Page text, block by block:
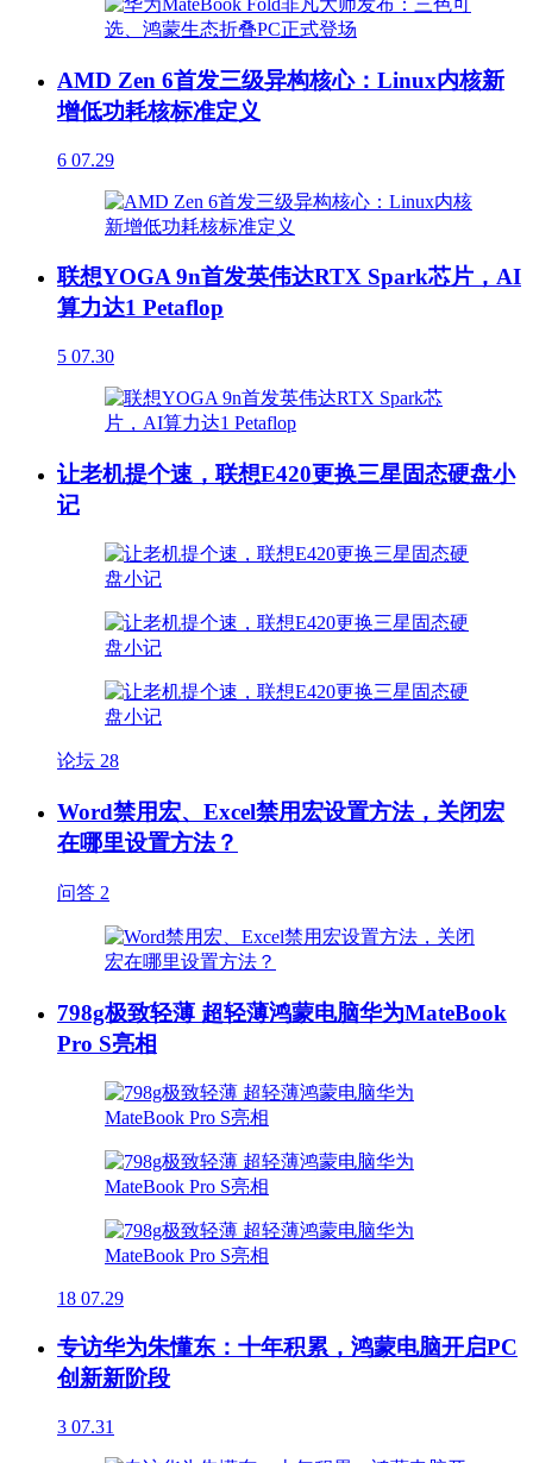
AMD Zen 6首发三级异构核心：Linux内核新
增低功耗核标准定义
6 07.29
联想YOGA 9n首发英伟达RTX Spark芯片，AI
算力达1 Petaflop
5 07.30
让老机提个速，联想E420更换三星固态硬盘小
记
论坛 28
Word禁用宏、Excel禁用宏设置方法，关闭宏
在哪里设置方法？
问答 2
798g极致轻薄 超轻薄鸿蒙电脑华为MateBook
Pro S亮相
18 07.29
专访华为朱懂东：十年积累，鸿蒙电脑开启PC
创新新阶段
3 07.31